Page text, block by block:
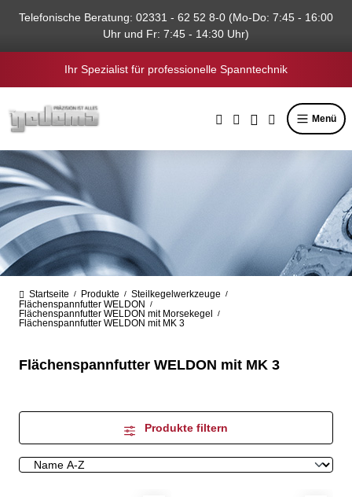
springen
Telefonische Beratung: 02331 - 62 52 8-0 (Mo-Do: 7:45 - 16:00
Uhr und Fr: 7:45 - 14:30 Uhr)
Ihr Spezialist für professionelle Spanntechnik
Menü
Startseite / Produkte / Steilkegelwerkzeuge /
Flächenspannfutter WELDON /
Flächenspannfutter WELDON mit Morsekegel /
Flächenspannfutter WELDON mit MK 3
Flächenspannfutter WELDON mit MK 3
Produkte filtern